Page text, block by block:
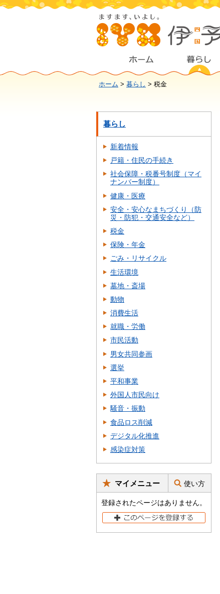
ホーム > 暮らし > 税金
暮らし
新着情報
戸籍・住民の手続き
社会保障・税番号制度（マイ
ナンバー制度）
健康・医療
安全・安心なまちづくり（防
災・防犯・交通安全など）
税金
保険・年金
ごみ・リサイクル
生活環境
墓地・斎場
動物
消費生活
就職・労働
市民活動
男女共同参画
選挙
平和事業
外国人市民向け
騒音・振動
食品ロス削減
デジタル化推進
感染症対策
マイメニュー 使い方
登録されたページはありません。